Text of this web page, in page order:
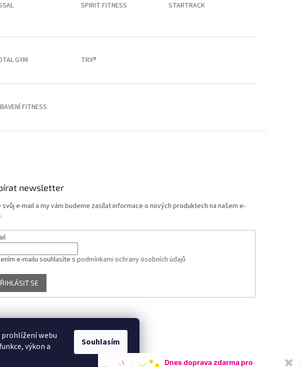
prohlížení webu
výkon a
Souhlasím
SPIRIT FITNESS
STARTRACK
GYM TRX®
FITNESS
newsletter
svůj e-mail a my vám budeme zasílat informace o nových produktech na našem e-
e-mailu souhlasíte s podmínkami ochrany osobních údajů
SE
Dnes doprava zdarma pro
✖